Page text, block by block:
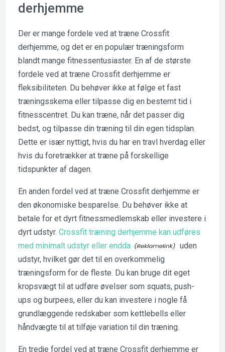
derhjemme
Der er mange fordele ved at træne Crossfit
derhjemme, og det er en populær træningsform
blandt mange fitnessentusiaster. En af de største
fordele ved at træne Crossfit derhjemme er
fleksibiliteten. Du behøver ikke at følge et fast
træningsskema eller tilpasse dig en bestemt tid i
fitnesscentret. Du kan træne, når det passer dig
bedst, og tilpasse din træning til din egen tidsplan.
Dette er især nyttigt, hvis du har en travl hverdag eller
hvis du foretrækker at træne på forskellige
tidspunkter af dagen.
En anden fordel ved at træne Crossfit derhjemme er
den økonomiske besparelse. Du behøver ikke at
betale for et dyrt fitnessmedlemskab eller investere i
dyrt udstyr. Crossfit træning derhjemme kan udføres
med minimalt udstyr eller endda
uden
udstyr, hvilket gør det til en overkommelig
træningsform for de fleste. Du kan bruge dit eget
kropsvægt til at udføre øvelser som squats, push-
ups og burpees, eller du kan investere i nogle få
grundlæggende redskaber som kettlebells eller
håndvægte til at tilføje variation til din træning.
En tredje fordel ved at træne Crossfit derhjemme er